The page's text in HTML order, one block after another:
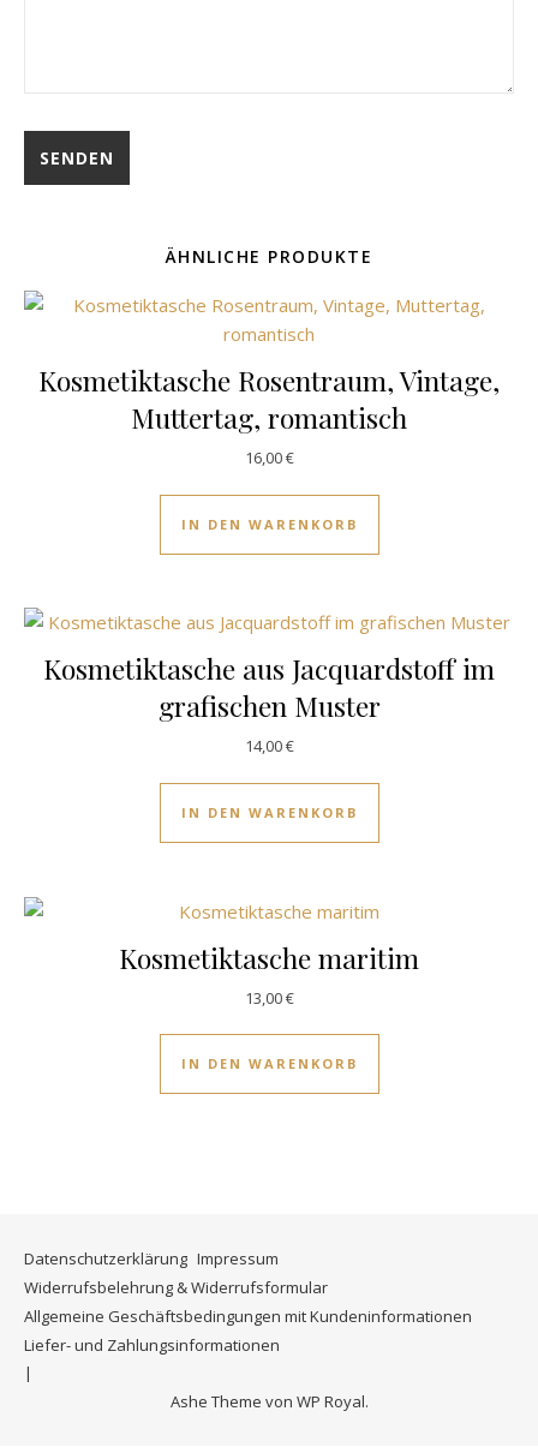
ÄHNLICHE PRODUKTE
Kosmetiktasche Rosentraum, Vintage,
Muttertag, romantisch
16,00€
IN DEN WARENKORB
Kosmetiktasche aus Jacquardstoff im
grafischen Muster
14,00€
IN DEN WARENKORB
Kosmetiktasche maritim
13,00€
IN DEN WARENKORB
Datenschutzerklärung Impressum
Widerrufsbelehrung & Widerrufsformular
Allgemeine Geschäftsbedingungen mit Kundeninformationen
Liefer- und Zahlungsinformationen
Ashe Theme von WP Royal.